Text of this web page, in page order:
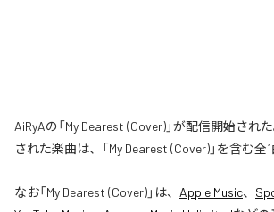
AiRyAの「My Dearest (Cover)」が配信開始され
された楽曲は、「My Dearest (Cover)」を含む全
なお「My Dearest (Cover)」は、 Apple Music、